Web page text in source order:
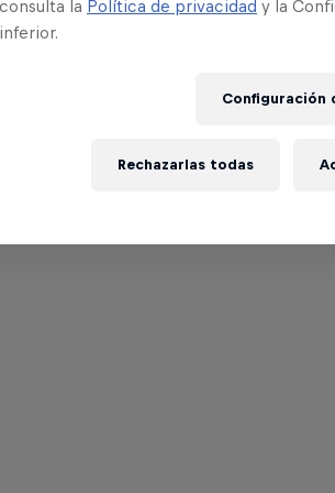
consulta la Política de privacidad y la
inferior.
Configuración
Rechazarlas todas